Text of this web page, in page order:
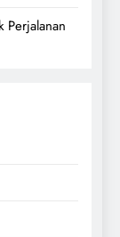
Perjalanan